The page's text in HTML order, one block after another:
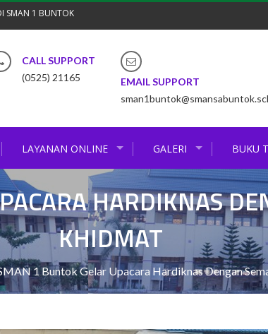
SMAN 1 BUNTOK
CALL SUPPORT
(0525) 21165
EMAIL SUPPORT
LAYANAN ONLINE GALERI BUKU
HARDIKNAS
KHIDMAT
1 Buntok Gelar Upacara Hardiknas Dengan